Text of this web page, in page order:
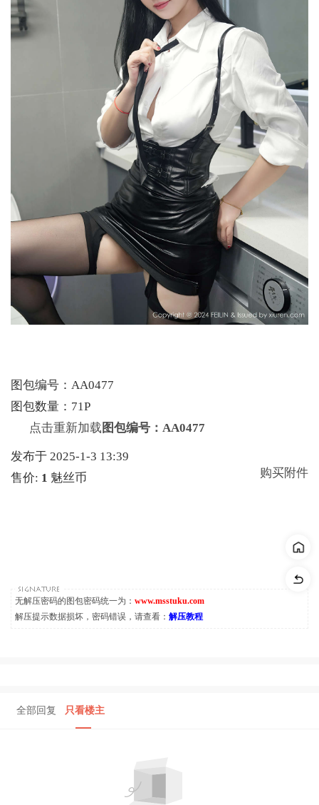
图包编号：AA0477
图包数量：71P
点击重新加载 图包编号：AA0477
发布于 2025-1-3 13:39
售价: 1 魅丝币 购买附件
无解压密码的图包密码统一为： www.msstuku.com
解压提示数据损坏，密码错误，请查看： 解压教程
全部回复 只看楼主